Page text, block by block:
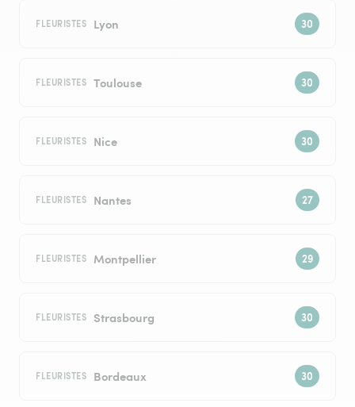
FLEURISTES Lyon
FLEURISTES Toulouse
FLEURISTES Nice
FLEURISTES Nantes
FLEURISTES Montpellier
FLEURISTES Strasbourg
FLEURISTES Bordeaux